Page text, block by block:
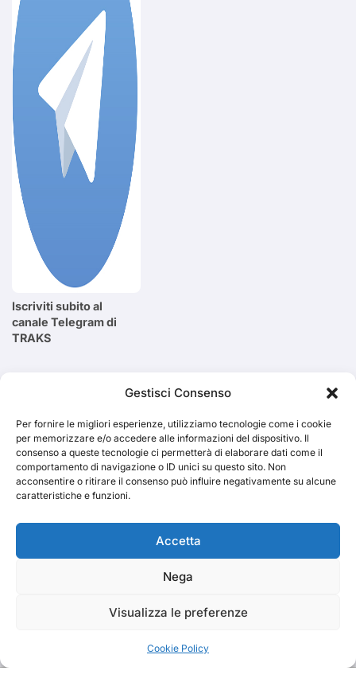
Gestisci Consenso
Per fornire le migliori esperienze, utilizziamo tecnologie come i cookie
per memorizzare e/o accedere alle informazioni del dispositivo. Il
consenso a queste tecnologie ci permetterà di elaborare dati come il
comportamento di navigazione o ID unici su questo sito. Non
acconsentire o ritirare il consenso può influire negativamente su alcune
caratteristiche e funzioni.
Accetta
Nega
Visualizza le preferenze
Cookie Policy
Iscriviti subito al
canale Telegram di
TRAKS
Cerca
TRAKS
Dal 2014 musica indipendente ed emergente